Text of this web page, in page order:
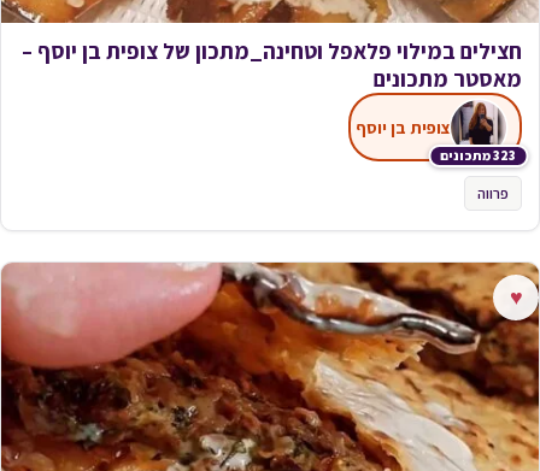
חצילים במילוי פלאפל וטחינה_מתכון של צופית בן יוסף –
מאסטר מתכונים
323 מתכונים
צופית בן יוסף
פרווה
♥